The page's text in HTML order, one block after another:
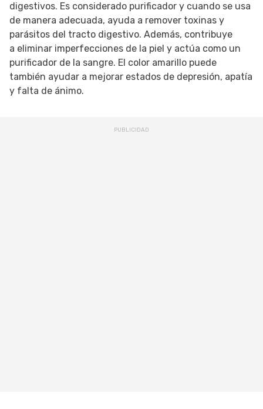
digestivos. Es considerado purificador y cuando se usa
de manera adecuada, ayuda a remover toxinas y
parásitos del tracto digestivo. Además, contribuye
a eliminar imperfecciones de la piel y actúa como un
purificador de la sangre. El color amarillo puede
también ayudar a mejorar estados de depresión, apatía
y falta de ánimo.